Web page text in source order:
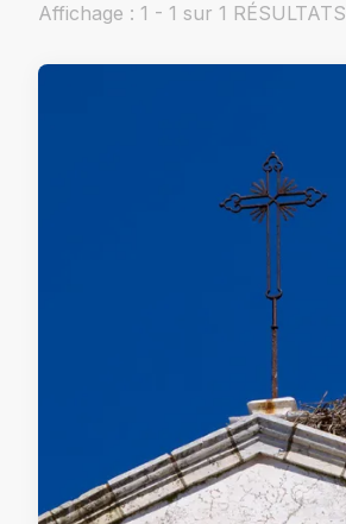
Affichage : 1 - 1 sur 1 RÉSULTATS